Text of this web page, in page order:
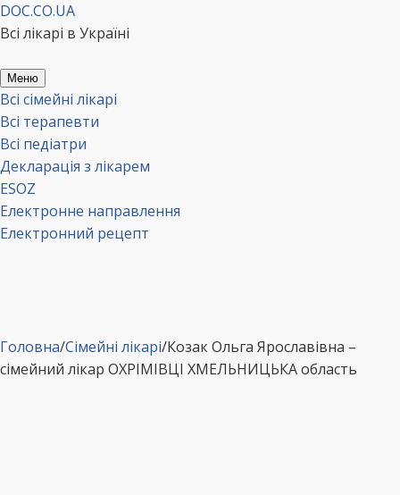
Перейти
до
DOC.CO.UA
Всі лікарі в Україні
Меню
Всі сімейні лікарі
Всі терапевти
Всі педіатри
Декларація з лікарем
ESOZ
Електронне направлення
Електронний рецепт
Головна/Сімейні лікарі/Козак Ольга Ярославівна –
сімейний лікар ОХРІМІВЦІ ХМЕЛЬНИЦЬКА область